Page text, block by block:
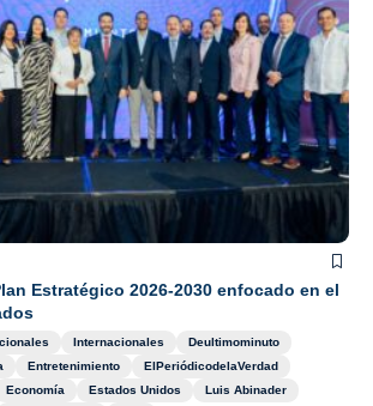
Estratégico 2026-2030 enfocado en el
Internacionales
Deultimominuto
Entretenimiento
ElPeriódicodelaVerdad
Economía Estados Unidos
Luis Abinader